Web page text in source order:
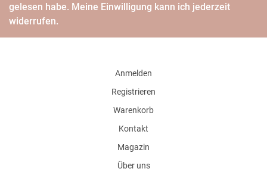
gelesen habe. Meine Einwilligung kann ich jederzeit
widerrufen.
Anmelden
Registrieren
Warenkorb
Kontakt
Magazin
Über uns